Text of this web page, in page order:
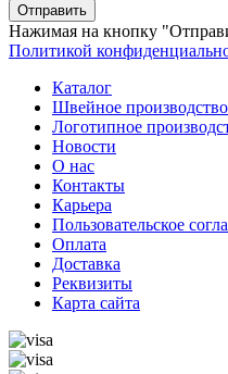
Отправить
Нажимая на кнопку
Политикой
Каталог
Швейное производство
Логотипное
Новости
О нас
Контакты
Карьера
Пользовательское
Оплата
Доставка
Реквизиты
Карта сайта